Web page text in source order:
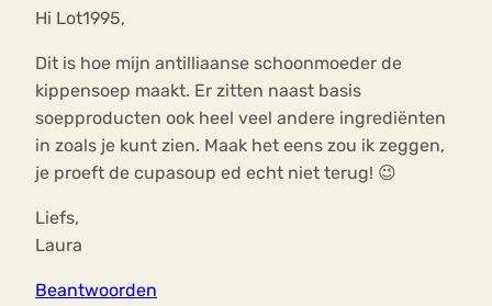
Hi Lot1995,
Dit is hoe mijn antilliaanse schoonmoeder de
kippensoep maakt. Er zitten naast basis
soepproducten ook heel veel andere ingrediënten
in zoals je kunt zien. Maak het eens zou ik zeggen,
je proeft de cupasoup ed echt niet terug! 😉
Liefs,
Laura
Beantwoorden